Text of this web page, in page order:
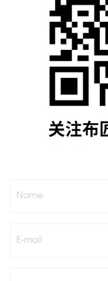
Name
E-mail